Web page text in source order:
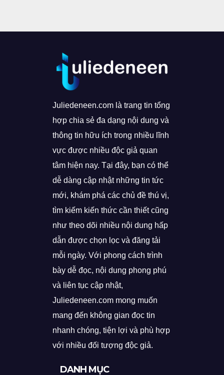
Juliedeneen.com là trang tin tổng
hợp chia sẻ đa dạng nội dung và
thông tin hữu ích trong nhiều lĩnh
vực được nhiều độc giả quan
tâm hiện nay. Tại đây, bạn có thể
dễ dàng cập nhật những tin tức
mới, khám phá các chủ đề thú vị,
tìm kiếm kiến thức cần thiết cũng
như theo dõi nhiều nội dung hấp
dẫn được chọn lọc và đăng tải
mỗi ngày. Với phong cách trình
bày dễ đọc, nội dung phong phú
và liên tục cập nhật,
Juliedeneen.com mong muốn
mang đến không gian đọc tin
nhanh chóng, tiện lợi và phù hợp
với nhiều đối tượng độc giả.
DANH MỤC